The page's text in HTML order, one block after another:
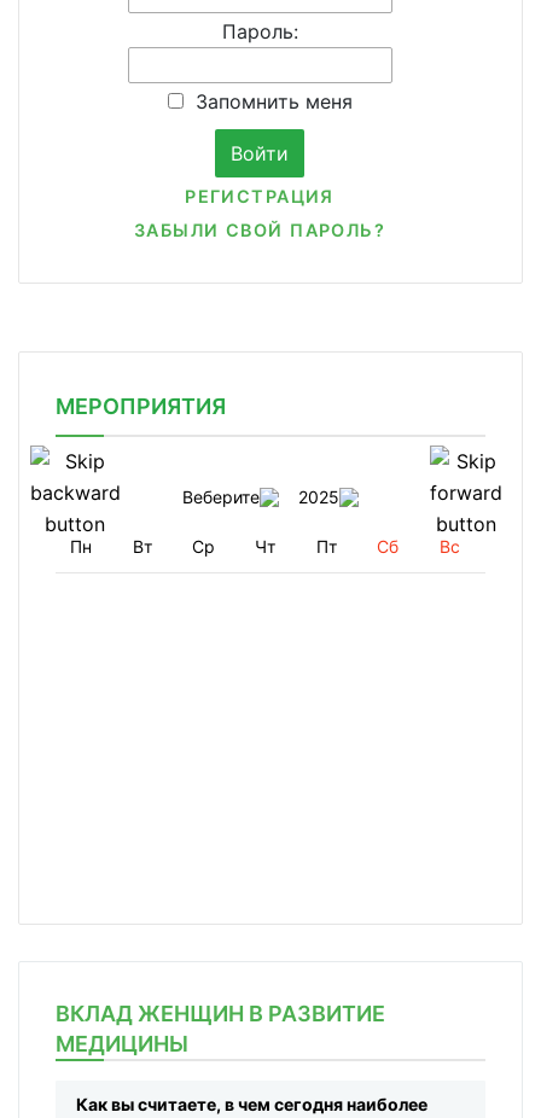
Пароль:
Запомнить меня
РЕГИСТРАЦИЯ
ЗАБЫЛИ СВОЙ ПАРОЛЬ?
МЕРОПРИЯТИЯ
Веберите 2025
Пн Вт Ср Чт Пт Сб Вс
ВКЛАД ЖЕНЩИН В РАЗВИТИЕ
МЕДИЦИНЫ
Как вы считаете, в чем сегодня наиболее